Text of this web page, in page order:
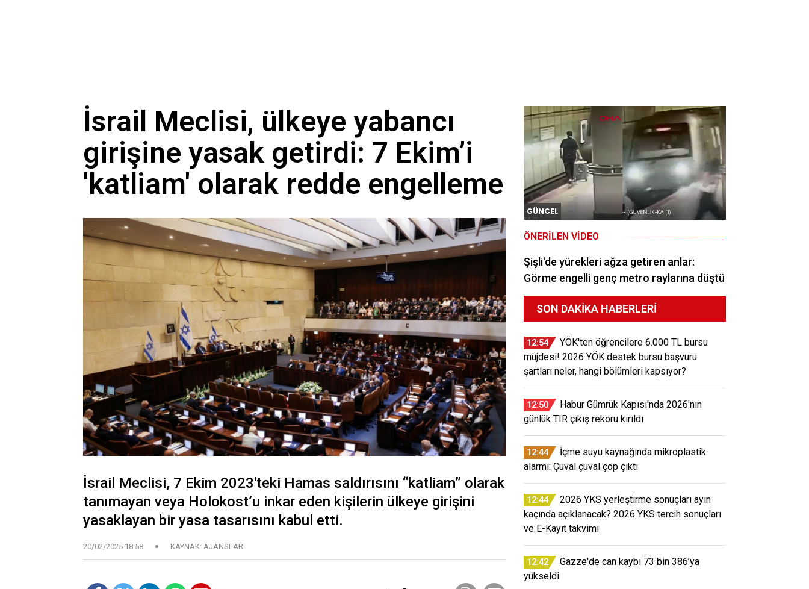
İsrail Meclisi, ülkeye yabancı
girişine yasak getirdi: 7 Ekim’i
'katliam' olarak redde engelleme
İsrail Meclisi, 7 Ekim 2023'teki Hamas saldırısını “katliam” olarak
tanımayan veya Holokost’u inkar eden kişilerin ülkeye girişini
yasaklayan bir yasa tasarısını kabul etti.
20/02/2025 18:58 KAYNAK: AJANSLAR
GÜNCEL
ÖNERILEN VIDEO
Şişli'de yürekleri ağza getiren anlar:
Görme engelli genç metro raylarına düştü
SON DAKIKA HABERLERI
12:54
YÖK'ten öğrencilere 6.000 TL bursu
müjdesi! 2026 YÖK destek bursu başvuru
şartları neler, hangi bölümleri kapsıyor?
12:50
Habur Gümrük Kapısı'nda 2026'nın
günlük TIR çıkış rekoru kırıldı
12:44
İçme suyu kaynağında mikroplastik
alarmı: Çuval çuval çöp çıktı
12:44
2026 YKS yerleştirme sonuçları ayın
kaçında açıklanacak? 2026 YKS tercih sonuçları
ve E-Kayıt takvimi
12:42
Gazze'de can kaybı 73 bin 386’ya
yükseldi